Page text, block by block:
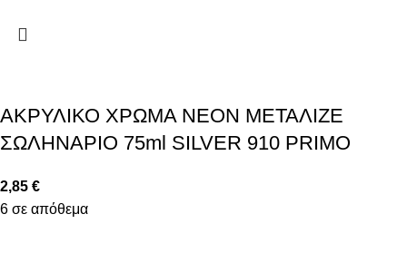
ΑΚΡΥΛΙΚΟ ΧΡΩΜΑ ΝΕΟΝ ΜΕΤΑΛΙΖΕ
ΣΩΛΗΝΑΡΙΟ 75ml SILVER 910 PRIMO
2,85 €
6 σε απόθεμα